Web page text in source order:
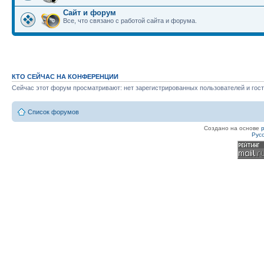
Сайт и форум
Все, что связано с работой сайта и форума.
КТО СЕЙЧАС НА КОНФЕРЕНЦИИ
Сейчас этот форум просматривают: нет зарегистрированных пользователей и
Список форумов
Создано на основе